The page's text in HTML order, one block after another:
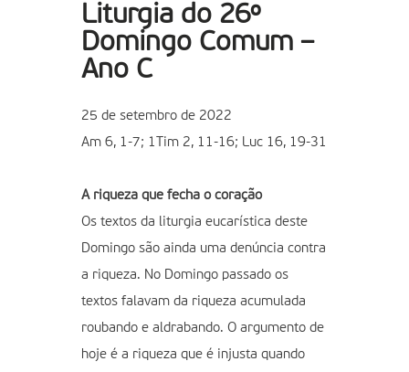
Liturgia do 26º
Domingo Comum –
Ano C
25 de setembro de 2022
Am 6, 1-7; 1Tim 2, 11-16; Luc 16, 19-31
A riqueza que fecha o coração
Os textos da liturgia eucarística deste
Domingo são ainda uma denúncia contra
a riqueza. No Domingo passado os
textos falavam da riqueza acumulada
roubando e aldrabando. O argumento de
hoje é a riqueza que é injusta quando